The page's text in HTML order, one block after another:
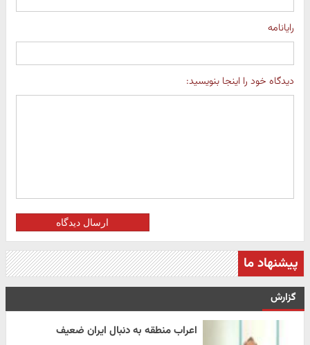
رایانامه
دیدگاه خود را اینجا بنویسید:
ارسال دیدگاه
پیشنهاد ما
گزارش
اعراب منطقه به دنبال ایران ضعیف